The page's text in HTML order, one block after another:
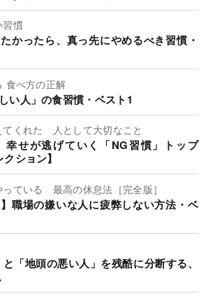
習慣
かったら、真っ先にやめるべき習慣・
食べ方の正解
い人」の食習慣・ベスト1
てくれた 人として大切なこと
幸せが逃げていく「NG習慣」トップ
ション】
ている 最高の休息法［完全版］
】職場の嫌いな人に疲弊しない方法・ベ
と「地頭の悪い人」を残酷に分断する、